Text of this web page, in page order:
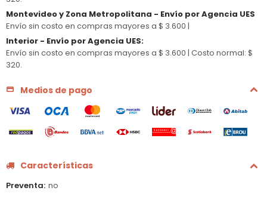
Montevideo y Zona Metropolitana - Envío por Agencia UES
Envío sin costo en compras mayores a $ 3.600 |
Interior - Envío por Agencia UES:
Envío sin costo en compras mayores a $ 3.600 | Costo normal: $
320.
Medios de pago
Características
Preventa no